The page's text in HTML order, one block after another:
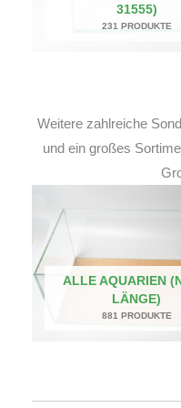
31555)
231 PRODUKTE
Weitere zahlreiche
und ein großes
ALLE AQUARIEN
LÄNGE)
881 PRODUKTE